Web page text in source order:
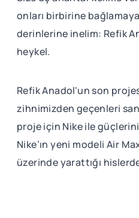
onları birbirine
derinlerine inelim: Refik
heykel.
Refik Anadol'un son
zihnimizden geçenleri
proje için Nike ile
Nike’ın yeni modeli Air
üzerinde yarattığı